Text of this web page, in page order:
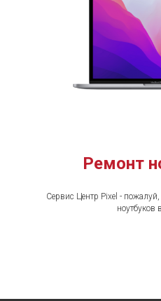
Ремонт
Сервис Центр Pixel -
ноутбуков